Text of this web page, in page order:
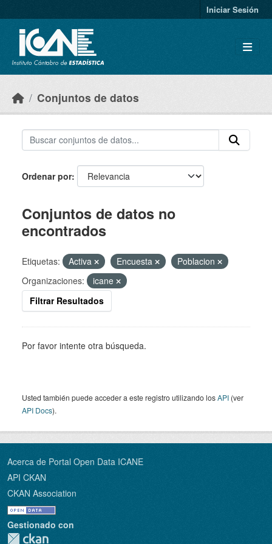
Iniciar Sesión
Conjuntos de datos
Ordenar por
Conjuntos de datos no
encontrados
Etiquetas: Activa Encuesta
Poblacion
Organizaciones:
icane
Filtrar Resultados
Por favor intente otra búsqueda.
Usted también puede acceder a este registro utilizando losAPI (ver
API Docs).
Acerca de Portal Open Data ICANE
API CKAN
CKAN Association
Gestionado con